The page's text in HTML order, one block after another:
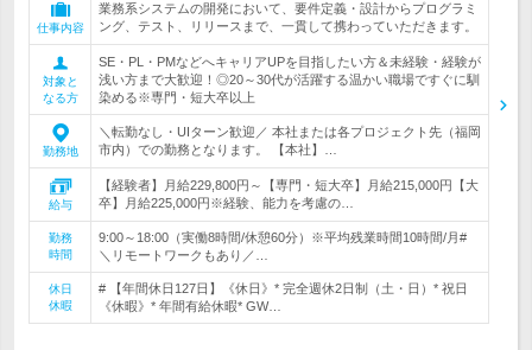
仕事内容
業務系システムの開発において、要件定義・設計からプログラミ
ング、テスト、リリースまで、一貫して携わっていただきます。
対象と
なる方
SE・PL・PMなどへキャリアUPを目指したい方＆未経験・経験が
浅い方まで大歓迎！◎20～30代が活躍する温かい職場ですぐに馴
染める※専門・短大卒以上
勤務地
＼転勤なし・UIターン歓迎／ 本社または各プロジェクト先（福岡
市内）での勤務となります。 【本社】…
給与
【経験者】月給229,800円～【専門・短大卒】月給215,000円【大
卒】月給225,000円※経験、能力を考慮の…
勤務
時間
9:00～18:00（実働8時間/休憩60分）※平均残業時間10時間/月#
＼リモートワークもあり／…
休日
休暇
# 【年間休日127日】《休日》* 完全週休2日制（土・日）* 祝日
《休暇》* 年間有給休暇* GW…